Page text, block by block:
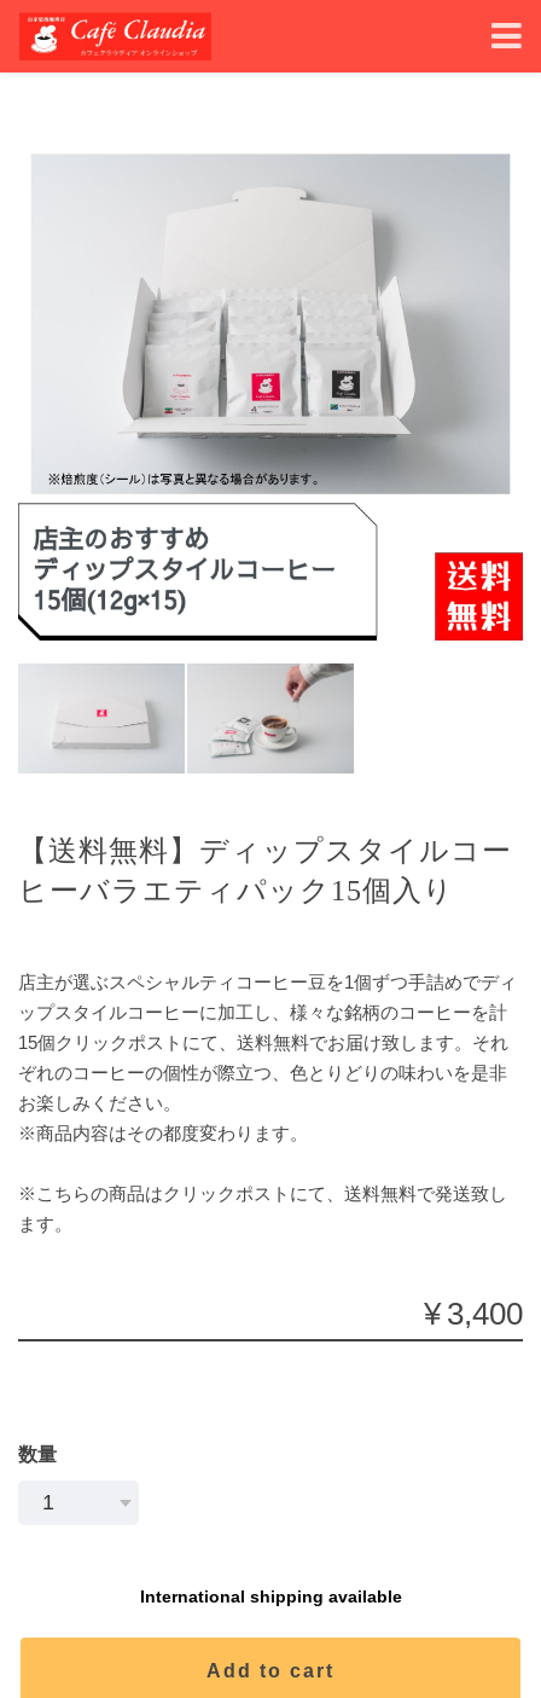
【送料無料】ディップスタイルコー
ヒーバラエティパック15個入り
店主が選ぶスペシャルティコーヒー豆を1個ずつ手詰めでディ
ップスタイルコーヒーに加工し、様々な銘柄のコーヒーを計
15個クリックポストにて、送料無料でお届け致します。それ
ぞれのコーヒーの個性が際立つ、色とりどりの味わいを是非
お楽しみください。
※商品内容はその都度変わります。
※こちらの商品はクリックポストにて、送料無料で発送致し
ます。
¥3,400
数量
International shipping available
Add to cart